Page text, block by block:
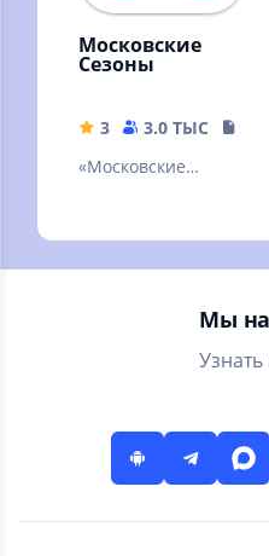
Московские
Сезоны
3 3.0 ТЫС
«Московские
столицы!
Мы